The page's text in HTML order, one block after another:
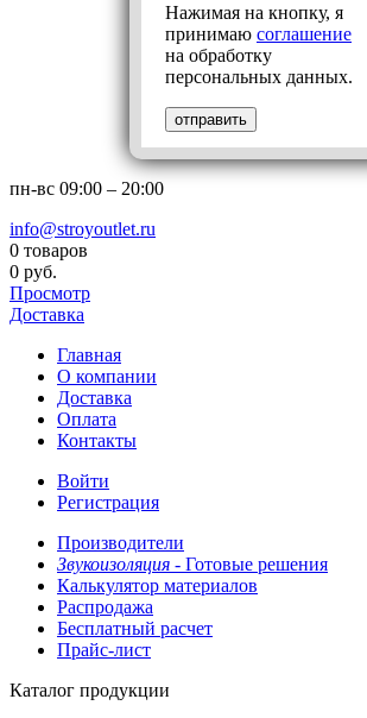
Нажимая на кнопку, я
принимаю соглашение
на обработку
персональных данных.
отправить
пн-вс 09:00 – 20:00
info@stroyoutlet.ru
0 товаров
0 руб.
Просмотр
Доставка
Главная
О компании
Доставка
Оплата
Контакты
Войти
Регистрация
Производители
Звукоизоляция - Готовые решения
Калькулятор материалов
Распродажа
Бесплатный расчет
Прайс-лист
Каталог продукции